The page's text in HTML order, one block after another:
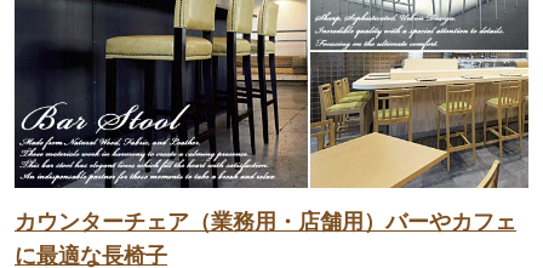
カウンターチェア（業務用・店舗用）バーやカフェ
に最適な長椅子